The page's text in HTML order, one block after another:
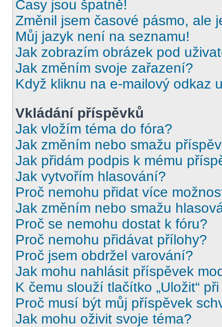
Časy jsou špatně!
Změnil jsem časové pásmo, ale
Můj jazyk není na seznamu!
Jak zobrazím obrázek pod
Jak změním svoje zařazení?
Když kliknu na e-mailový odkaz
Vkládání příspěvků
Jak vložím téma do fóra?
Jak změním nebo smažu
Jak přidám podpis k mému
Jak vytvořím hlasování?
Proč nemohu přidat více
Jak změním nebo smažu
Proč se nemohu dostat k fóru?
Proč nemohu přidávat přílohy?
Proč jsem obdržel varování?
Jak mohu nahlásit příspěvek
K čemu slouží tlačítko „Uložit“
Proč musí být můj příspěvek
Jak mohu oživit svoje téma?